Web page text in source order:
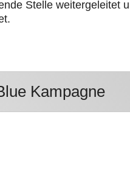
Stelle weitergeleitet
Kampagne